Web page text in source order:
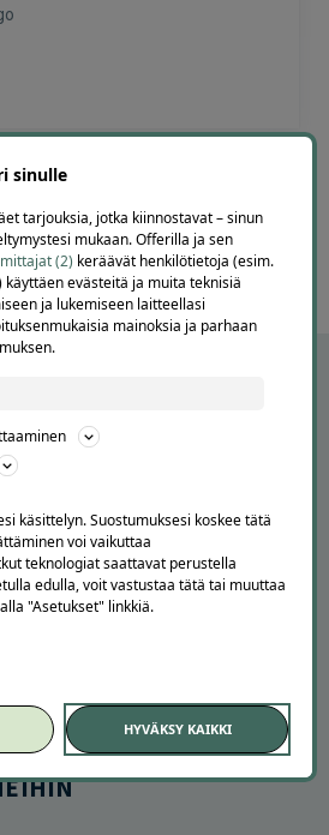
sinulle
tarjouksia, jotka kiinnostavat – sinun
mukaan. Offerilla ja sen
(2) keräävät henkilötietoja (esim.
evästeitä ja muita teknisiä
ja lukemiseen laitteellasi
mainoksia ja parhaan
käsittelyn. Suostumuksesi koskee tätä
voi vaikuttaa
teknologiat saattavat perustella
edulla, voit vastustaa tätä tai muuttaa
"Asetukset" linkkiä.
HYVÄKSY KAIKKI